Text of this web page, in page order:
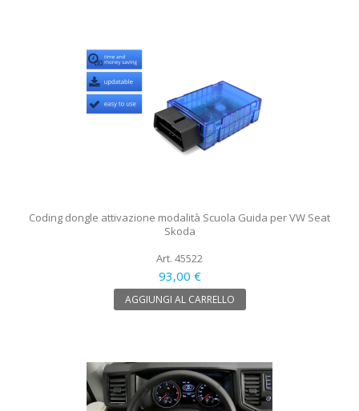
Coding dongle attivazione modalità Scuola Guida per VW Seat
Skoda
Art. 45522
93,00 €
AGGIUNGI AL CARRELLO